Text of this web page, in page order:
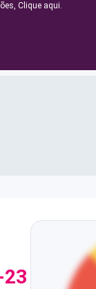
Clique aqui.